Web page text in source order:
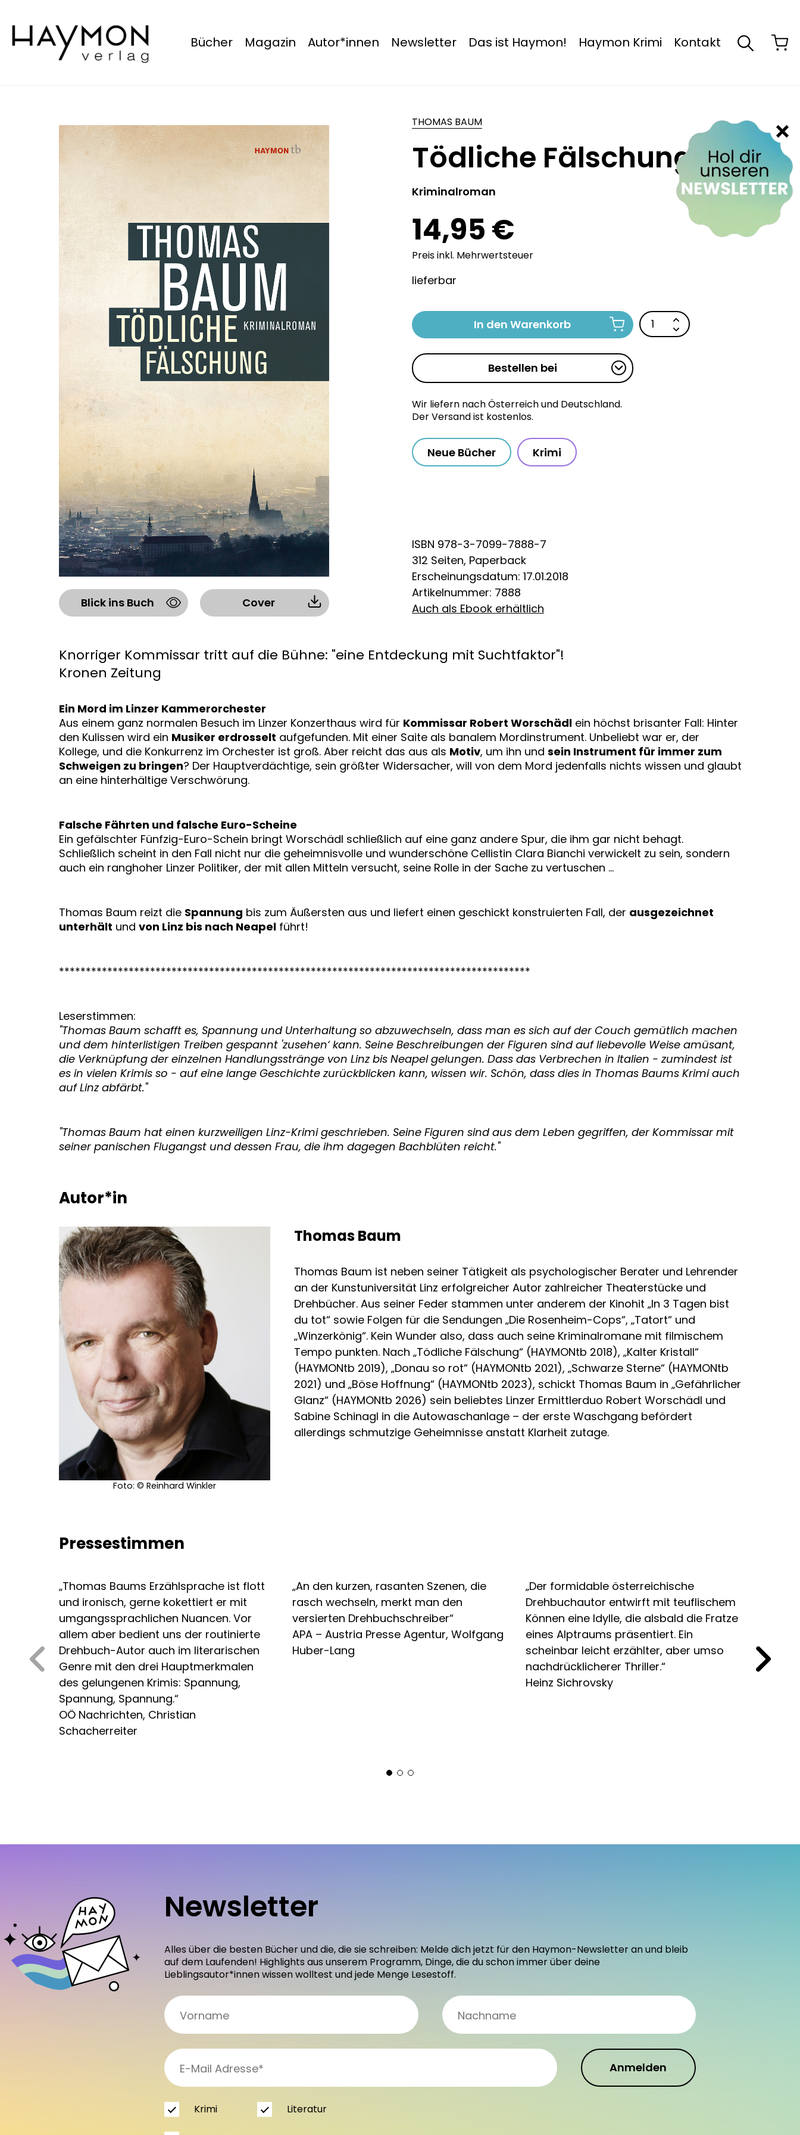
Bücher Magazin Autor*innen Newsletter Das ist Haymon! Haymon Krimi Kontakt
Blick ins Buch Cover
THOMAS BAUM
Tödliche Fälschung
Kriminalroman
14,95 €
Preis inkl. Mehrwertsteuer
lieferbar
In den Warenkorb
Bestellen bei
Wir liefern nach Österreich und Deutschland.
Der Versand ist kostenlos.
Neue Bücher Krimi
ISBN 978-3-7099-7888-7
312 Seiten, Paperback
Erscheinungsdatum: 17.01.2018
Artikelnummer: 7888
Auch als Ebook erhältlich
Knorriger Kommissar tritt auf die Bühne: "eine Entdeckung mit Suchtfaktor"!
Kronen Zeitung
Ein Mord im Linzer Kammerorchester
Aus einem ganz normalen Besuch im Linzer Konzerthaus wird für Kommissar Robert Worschädlein höchst brisanter Fall: Hinter
den Kulissen wird ein Musiker erdrosselt aufgefunden. Mit einer Saite als banalem Mordinstrument. Unbeliebt war er, der
Kollege, und die Konkurrenz im Orchester ist groß. Aber reicht das aus als Motiv, um ihn und sein Instrument für immer zum
Schweigen zu bringen? Der Hauptverdächtige, sein größter Widersacher, will von dem Mord jedenfalls nichts wissen und glaubt
an eine hinterhältige Verschwörung.
Falsche Fährten und falsche Euro-Scheine
Ein gefälschter Fünfzig-Euro-Schein bringt Worschädl schließlich auf eine ganz andere Spur, die ihm gar nicht behagt.
Schließlich scheint in den Fall nicht nur die geheimnisvolle und wunderschöne Cellistin Clara Bianchi verwickelt zu sein, sondern
auch ein ranghoher Linzer Politiker, der mit allen Mitteln versucht, seine Rolle in der Sache zu vertuschen …
Thomas Baum reizt die Spannung bis zum Äußersten aus und liefert einen geschickt konstruierten Fall, der ausgezeichnet
unterhält und von Linz bis nach Neapelführt!
****************************************************************************************
Leserstimmen:
"Thomas Baum schafft es, Spannung und Unterhaltung so abzuwechseln, dass man es sich auf der Couch gemütlich machen
und dem hinterlistigen Treiben gespannt 'zusehen‘ kann. Seine Beschreibungen der Figuren sind auf liebevolle Weise amüsant,
die Verknüpfung der einzelnen Handlungsstränge von Linz bis Neapel gelungen. Dass das Verbrechen in Italien - zumindest ist
es in vielen Krimis so - auf eine lange Geschichte zurückblicken kann, wissen wir. Schön, dass dies in Thomas Baums Krimi auch
auf Linz abfärbt."
"Thomas Baum hat einen kurzweiligen Linz-Krimi geschrieben. Seine Figuren sind aus dem Leben gegriffen, der Kommissar mit
seiner panischen Flugangst und dessen Frau, die ihm dagegen Bachblüten reicht."
Autor*in
Foto: © Reinhard Winkler
Thomas Baum
Thomas Baum ist neben seiner Tätigkeit als psychologischer Berater und Lehrender
an der Kunstuniversität Linz erfolgreicher Autor zahlreicher Theaterstücke und
Drehbücher. Aus seiner Feder stammen unter anderem der Kinohit „In 3 Tagen bist
du tot“ sowie Folgen für die Sendungen „Die Rosenheim-Cops“, „Tatort“ und
„Winzerkönig“. Kein Wunder also, dass auch seine Kriminalromane mit filmischem
Tempo punkten. Nach „Tödliche Fälschung“ (HAYMONtb 2018), „Kalter Kristall“
(HAYMONtb 2019), „Donau so rot“ (HAYMONtb 2021), „Schwarze Sterne“ (HAYMONtb
2021) und „Böse Hoffnung“ (HAYMONtb 2023), schickt Thomas Baum in „Gefährlicher
Glanz“ (HAYMONtb 2026) sein beliebtes Linzer Ermittlerduo Robert Worschädl und
Sabine Schinagl in die Autowaschanlage – der erste Waschgang befördert
allerdings schmutzige Geheimnisse anstatt Klarheit zutage.
Pressestimmen
„Thomas Baums Erzählsprache ist flott
und ironisch, gerne kokettiert er mit
umgangssprachlichen Nuancen. Vor
allem aber bedient uns der routinierte
Drehbuch-Autor auch im literarischen
Genre mit den drei Hauptmerkmalen
des gelungenen Krimis: Spannung,
Spannung, Spannung.“
OÖ Nachrichten, Christian
Schacherreiter
„An den kurzen, rasanten Szenen, die
rasch wechseln, merkt man den
versierten Drehbuchschreiber“
APA – Austria Presse Agentur, Wolfgang
Huber-Lang
„Der formidable österreichische
Drehbuchautor entwirft mit teuflischem
Können eine Idylle, die alsbald die Fratze
eines Alptraums präsentiert. Ein
scheinbar leicht erzählter, aber umso
nachdrücklicherer Thriller.“
Heinz Sichrovsky
Newsletter
Alles über die besten Bücher und die, die sie schreiben: Melde dich jetzt für den Haymon-Newsletter an und bleib
auf dem Laufenden! Highlights aus unserem Programm, Dinge, die du schon immer über deine
Lieblingsautor*innen wissen wolltest und jede Menge Lesestoff.
Anmelden
Krimi Literatur